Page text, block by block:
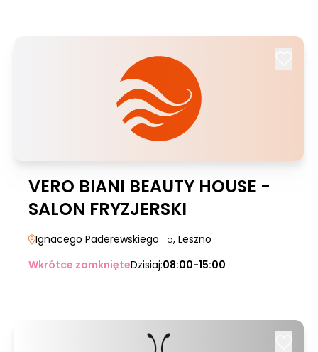
VERO BIANI BEAUTY HOUSE -
SALON FRYZJERSKI
Ignacego Paderewskiego | 5, Leszno
Wkrótce zamknięteDzisiaj:08:00-15:00